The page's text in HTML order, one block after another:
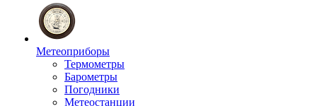
Метеоприборы
Термометры
Барометры
Погодники
Метеостанции